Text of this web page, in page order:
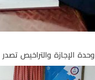
وحدة الإجازة والتراخيص تصدر 566 مزاولة مهنة ،و 332 ترخيص مؤسسة صحية